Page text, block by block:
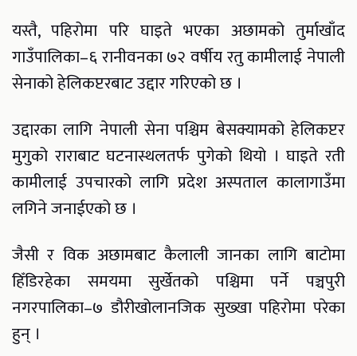
यस्तै, पहिरोमा परि घाइते भएका अछामको तुर्माखाँद
गाउँपालिका–६ रानीवनका ७२ वर्षीय रतु कामीलाई नेपाली
सेनाको हेलिकप्टरबाट उद्दार गरिएको छ ।
उद्दारका लागि नेपाली सेना पश्चिम बेसक्यामको हेलिकप्टर
मुगुको राराबाट घटनास्थलतर्फ पुगेको थियो । घाइते रती
कामीलाई उपचारको लागि प्रदेश अस्पताल कालागाउँमा
लगिने जनाईएको छ ।
जैसी र विक अछामबाट कैलाली जानका लागि बाटोमा
हिँडिरहेका समयमा सुर्खेतको पश्चिमा पर्ने पञ्चपुरी
नगरपालिका–७ डौरीखोलानजिक सुख्खा पहिरोमा परेका
हुन् ।